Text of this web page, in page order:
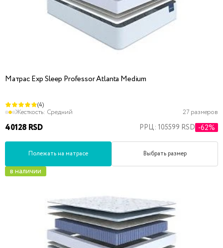
Матрас Exp Sleep Professor Atlanta Medium
(4)
Жесткость: Средний 27 размеров
40128 RSD РРЦ: 105599 RSD -62%
Полежать на матрасе Выбрать размер
в наличии